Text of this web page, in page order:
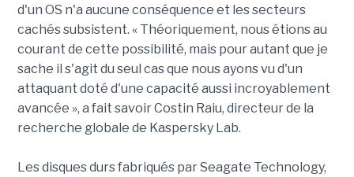
d'un OS n'a aucune conséquence et les secteurs
cachés subsistent. « Théoriquement, nous étions au
courant de cette possibilité, mais pour autant que je
sache il s'agit du seul cas que nous ayons vu d'un
attaquant doté d'une capacité aussi incroyablement
avancée », a fait savoir Costin Raiu, directeur de la
recherche globale de Kaspersky Lab.
Les disques durs fabriqués par Seagate Technology,